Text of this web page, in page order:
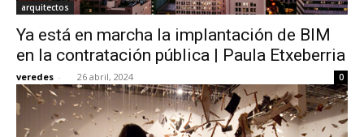
arquitectos
Ya está en marcha la implantación de BIM
en la contratación pública | Paula Etxeberria
veredes - 26 abril, 2024 0